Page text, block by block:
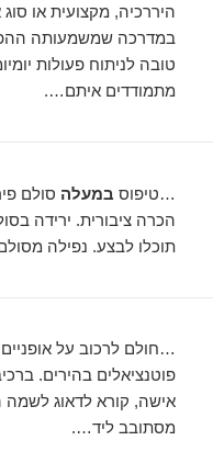
היררכיה, מקצועית או
במדרכה שמשמעותה
טובה לניתוח פעולות
מתמודדים איתם….
…טיפוס במעלה סולם
הכרה ציבורית. ירידה
תוכלו לבצע. נפילה
…חולם לרכוב על אופניים
פוטנציאלים בהירים.
אישה, קורא לדאוג לשמה
מסתובב ליד….